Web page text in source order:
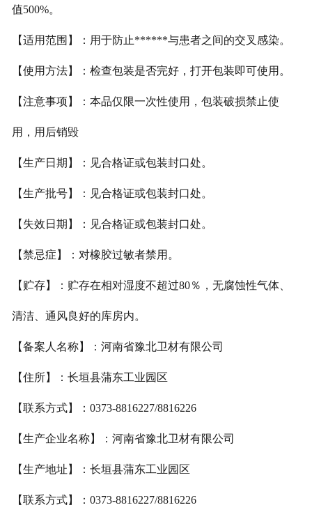
值500%。
【适用范围】：用于防止******与患者之间的交叉感染。
【使用方法】：检查包装是否完好，打开包装即可使用。
【注意事项】：本品仅限一次性使用，包装破损禁止使
用，用后销毁
【生产日期】：见合格证或包装封口处。
【生产批号】：见合格证或包装封口处。
【失效日期】：见合格证或包装封口处。
【禁忌症】：对橡胶过敏者禁用。
【贮存】：贮存在相对湿度不超过80％，无腐蚀性气体、
清洁、通风良好的库房内。
【备案人名称】：河南省豫北卫材有限公司
【住所】：长垣县蒲东工业园区
【联系方式】：0373-8816227/8816226
【生产企业名称】：河南省豫北卫材有限公司
【生产地址】：长垣县蒲东工业园区
【联系方式】：0373-8816227/8816226